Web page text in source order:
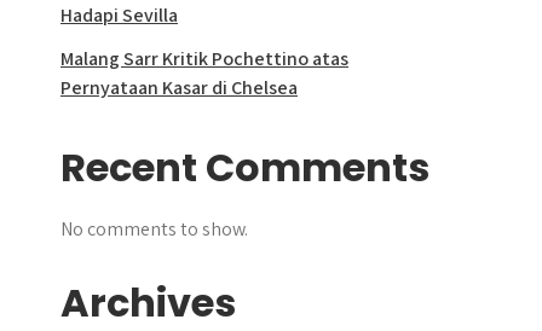
Hadapi Sevilla
Malang Sarr Kritik Pochettino atas
Pernyataan Kasar di Chelsea
Recent Comments
No comments to show.
Archives